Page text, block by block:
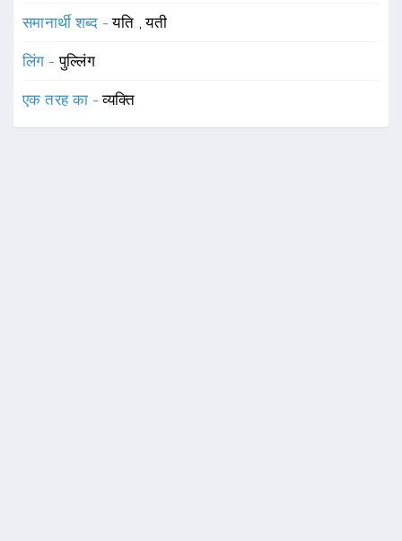
समानार्थी शब्द -यति ,यती
लिंग -पुल्लिंग
एक तरह का -व्यक्ति